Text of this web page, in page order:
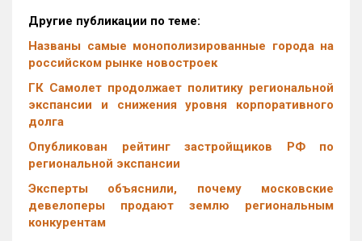
Другие публикации по теме:
Названы самые монополизированные города на
российском рынке новостроек
ГК Самолет продолжает политику региональной
экспансии и снижения уровня корпоративного
долга
Опубликован рейтинг застройщиков РФ по
региональной экспансии
Эксперты объяснили, почему московские
девелоперы продают землю региональным
конкурентам